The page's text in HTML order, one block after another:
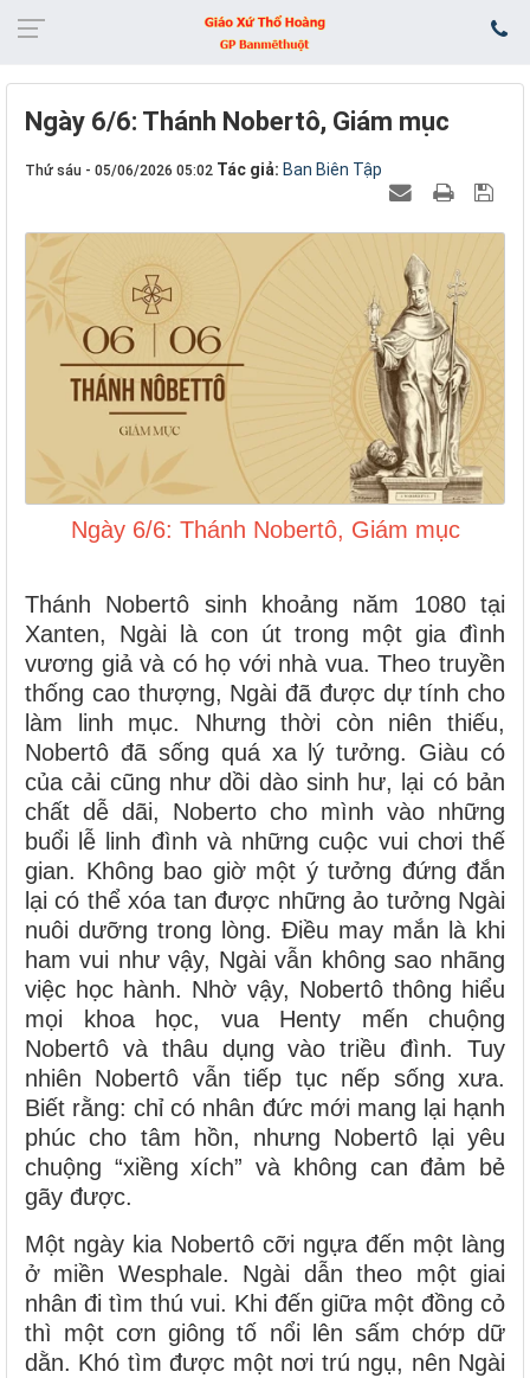
Ngày 6/6: Thánh Nobertô, Giám mục
Thứ sáu - 05/06/2026 05:02 Tác giả: Ban Biên Tập
Ngày 6/6: Thánh Nobertô, Giám mục
Thánh Nobertô sinh khoảng năm 1080 tại
Xanten, Ngài là con út trong một gia đình
vương giả và có họ với nhà vua. Theo truyền
thống cao thượng, Ngài đã được dự tính cho
làm linh mục. Nhưng thời còn niên thiếu,
Nobertô đã sống quá xa lý tưởng. Giàu có
của cải cũng như dồi dào sinh hư, lại có bản
chất dễ dãi, Noberto cho mình vào những
buổi lễ linh đình và những cuộc vui chơi thế
gian. Không bao giờ một ý tưởng đứng đắn
lại có thể xóa tan được những ảo tưởng Ngài
nuôi dưỡng trong lòng. Điều may mắn là khi
ham vui như vậy, Ngài vẫn không sao nhãng
việc học hành. Nhờ vậy, Nobertô thông hiểu
mọi khoa học, vua Henty mến chuộng
Nobertô và thâu dụng vào triều đình. Tuy
nhiên Nobertô vẫn tiếp tục nếp sống xưa.
Biết rằng: chỉ có nhân đức mới mang lại hạnh
phúc cho tâm hồn, nhưng Nobertô lại yêu
chuộng “xiềng xích” và không can đảm bẻ
gãy được.
Một ngày kia Nobertô cỡi ngựa đến một làng
ở miền Wesphale. Ngài dẫn theo một giai
nhân đi tìm thú vui. Khi đến giữa một đồng cỏ
thì một cơn giông tố nổi lên sấm chớp dữ
dằn. Khó tìm được một nơi trú ngụ, nên Ngài